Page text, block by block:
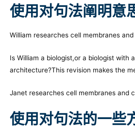
使用对句法阐明意
William researches cell membranes and
Is William a biologist,or a biologist with
architecture?This revision makes the
Janet researches cell membranes and
使用对句法的一些